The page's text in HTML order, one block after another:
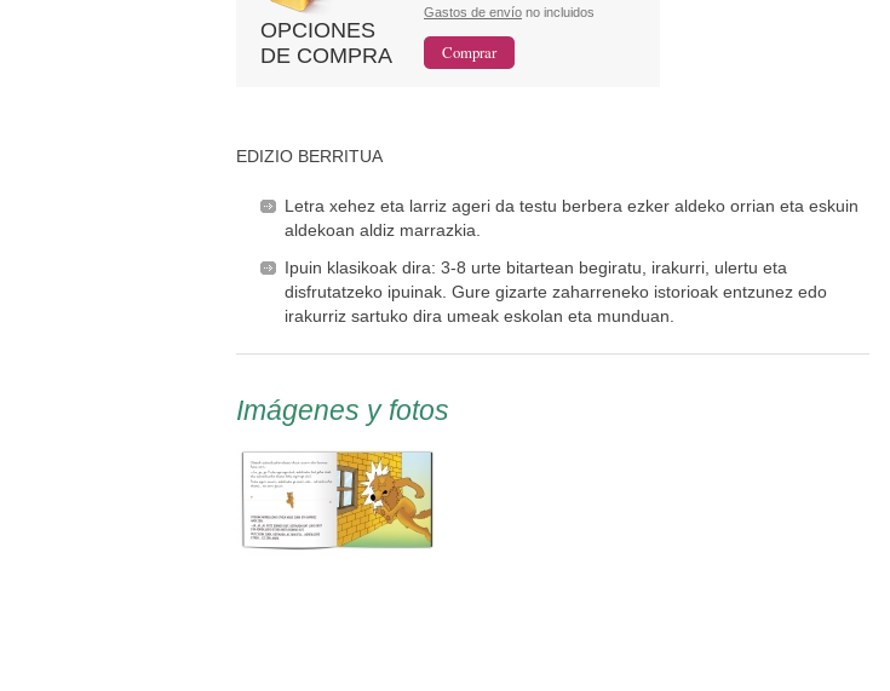
OPCIONES
DE COMPRA
Gastos de envío no incluidos
EDIZIO BERRITUA
Letra xehez eta larriz ageri da testu berbera ezker aldeko orrian eta eskuin
aldekoan aldiz marrazkia.
Ipuin klasikoak dira: 3-8 urte bitartean begiratu, irakurri, ulertu eta
disfrutatzeko ipuinak. Gure gizarte zaharreneko istorioak entzunez edo
irakurriz sartuko dira umeak eskolan eta munduan.
Imágenes y fotos